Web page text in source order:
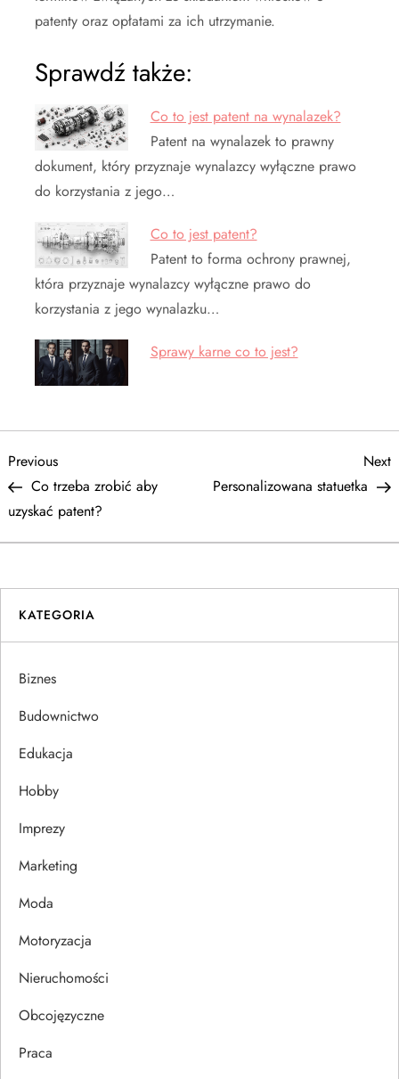
patenty oraz opłatami za ich utrzymanie.
Sprawdź także:
Co to jest patent na wynalazek?
Patent na wynalazek to prawny
dokument, który przyznaje wynalazcy wyłączne prawo
do korzystania z jego…
Co to jest patent?
Patent to forma ochrony prawnej,
która przyznaje wynalazcy wyłączne prawo do
korzystania z jego wynalazku…
Sprawy karne co to jest?
N
a
w
i
g
a
c
a
w
p
u
Previous
Post
Previous
Co trzeba zrobić aby
uzyskać patent?
Next
Personalizowana statuetka
KATEGORIA
Biznes
Budownictwo
Edukacja
Hobby
Imprezy
Marketing
Moda
Motoryzacja
Nieruchomości
Obcojęzyczne
Praca